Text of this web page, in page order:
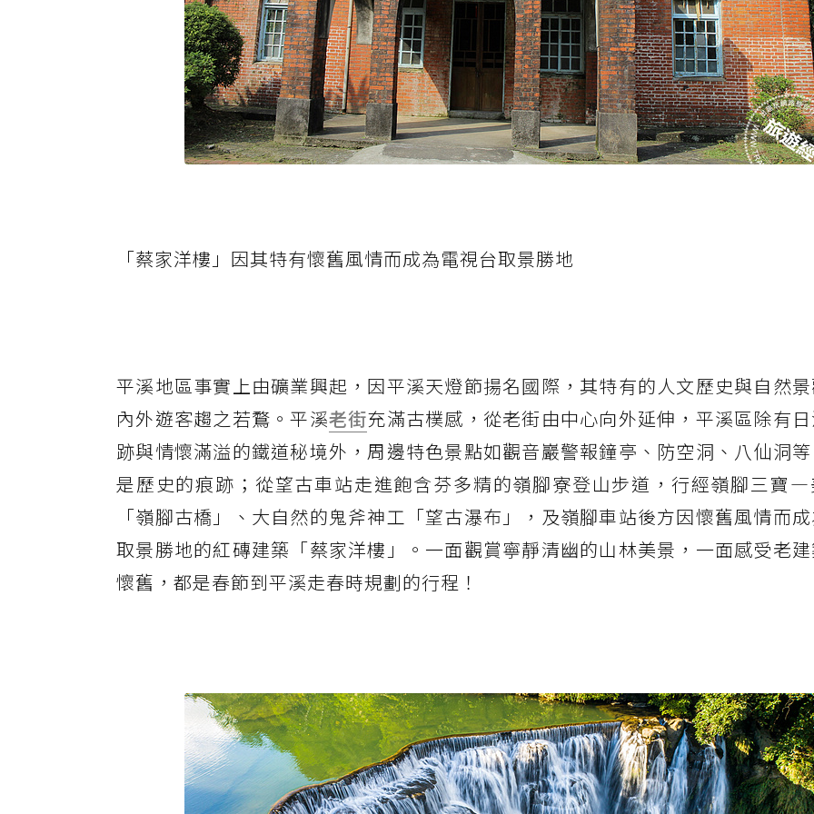
「蔡家洋樓」因其特有懷舊風情而成為電視台取景勝地
平溪地區事實上由礦業興起，因平溪天燈節揚名國際，其特有的人文歷史與自然
內外遊客趨之若鶩。平溪老街充滿古樸感，從老街由中心向外延伸，平溪區除有
跡與情懷滿溢的鐵道秘境外，周邊特色景點如觀音巖警報鐘亭、防空洞、八仙洞
是歷史的痕跡；從望古車站走進飽含芬多精的嶺腳寮登山步道，行經嶺腳三寶
「嶺腳古橋」、大自然的鬼斧神工「望古瀑布」，及嶺腳車站後方因懷舊風情而
取景勝地的紅磚建築「蔡家洋樓」。一面觀賞寧靜清幽的山林美景，一面感受老
懷舊，都是春節到平溪走春時規劃的行程！